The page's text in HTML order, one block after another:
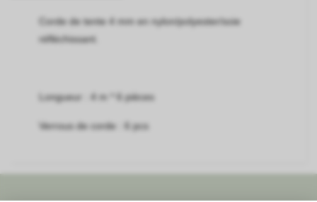
Corde de tente 4 mm en nylon/polyester/soie
réfléchissant.
Longueur : 4 m * 6 pièces
Verrous de corde : 6 pcs